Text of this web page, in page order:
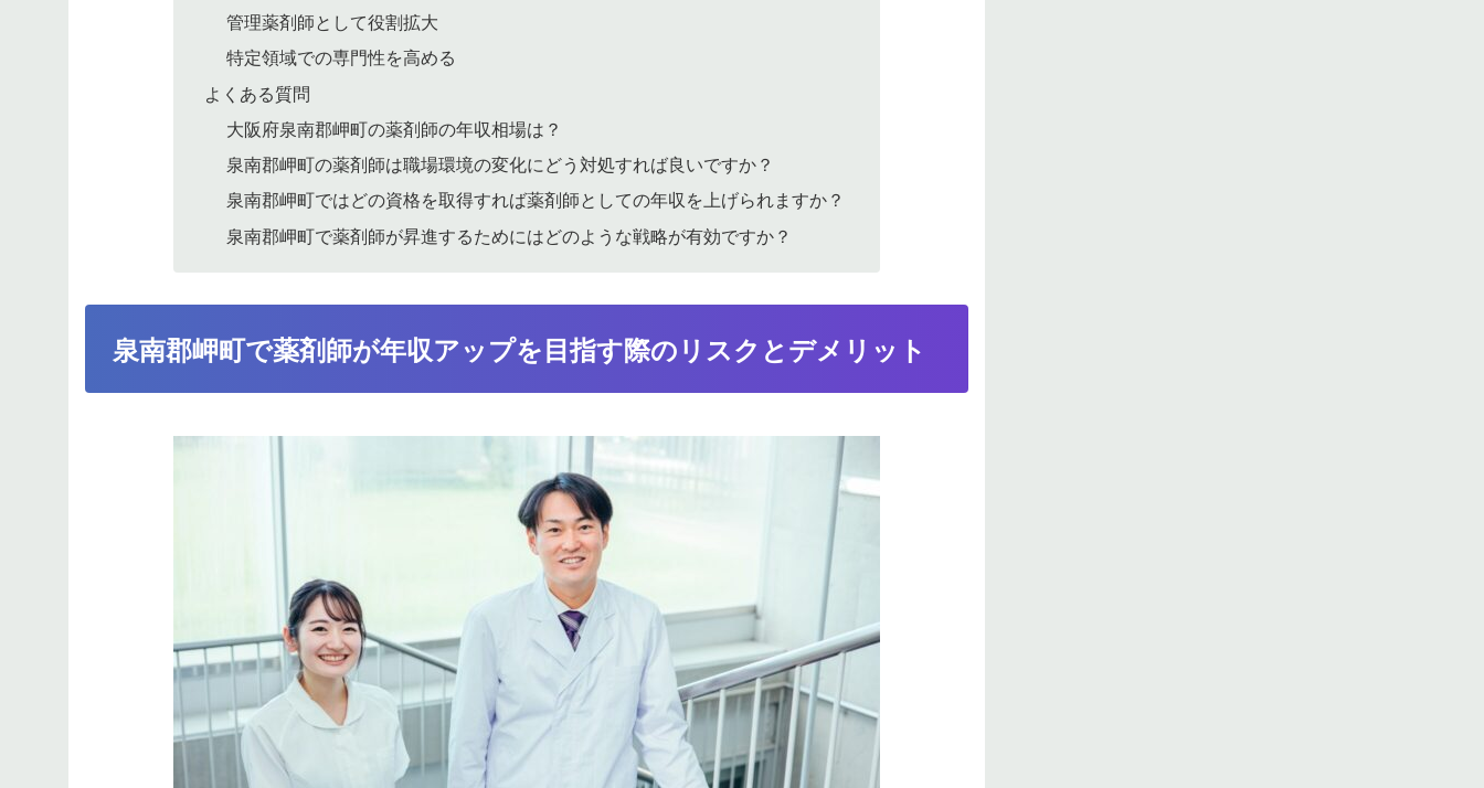
管理薬剤師として役割拡大
特定領域での専門性を高める
よくある質問
大阪府泉南郡岬町の薬剤師の年収相場は？
泉南郡岬町の薬剤師は職場環境の変化にどう対処すれば良いですか？
泉南郡岬町ではどの資格を取得すれば薬剤師としての年収を上げられますか？
泉南郡岬町で薬剤師が昇進するためにはどのような戦略が有効ですか？
泉南郡岬町で薬剤師が年収アップを目指す際のリスクとデメリット